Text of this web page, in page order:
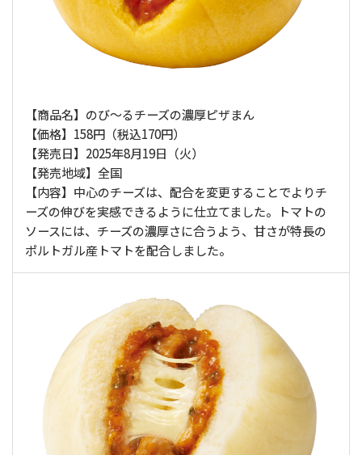
【商品名】のび～るチーズの濃厚ピザまん
【価格】158円（税込170円）
【発売日】2025年8月19日（火）
【発売地域】全国
【内容】中心のチーズは、配合を変更することでよりチ
ーズの伸びを実感できるように仕立てました。トマトの
ソースには、チーズの濃厚さに合うよう、甘さが特長の
ポルトガル産トマトを配合しました。